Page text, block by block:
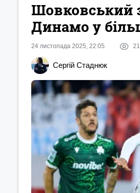
Шовковський
Динамо у
24 листопада 2025, 22:05
Сергій Стаднюк